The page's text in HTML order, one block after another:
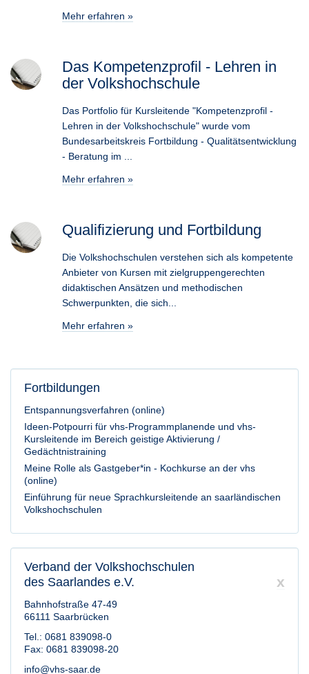
Mehr erfahren »
Das Kompetenzprofil - Lehren in
der Volkshochschule
Das Portfolio für Kursleitende "Kompetenzprofil -
Lehren in der Volkshochschule" wurde vom
Bundesarbeitskreis Fortbildung - Qualitätsentwicklung
- Beratung im ...
Mehr erfahren »
Qualifizierung und Fortbildung
Die Volkshochschulen verstehen sich als kompetente
Anbieter von Kursen mit zielgruppengerechten
didaktischen Ansätzen und methodischen
Schwerpunkten, die sich...
Mehr erfahren »
Fortbildungen
Entspannungsverfahren (online)
Ideen-Potpourri für vhs-Programmplanende und vhs-
Kursleitende im Bereich geistige Aktivierung /
Gedächtnistraining
Meine Rolle als Gastgeber*in - Kochkurse an der vhs
(online)
Einführung für neue Sprachkursleitende an saarländischen
Volkshochschulen
Verband der Volkshochschulen
des Saarlandes e.V.
x
Bahnhofstraße 47-49
66111 Saarbrücken
Tel.: 0681 839098-0
Fax: 0681 839098-20
info@vhs-saar.de